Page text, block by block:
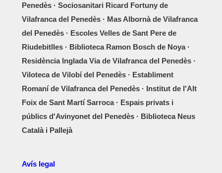
Penedès · Sociosanitari Ricard Fortuny de
Vilafranca del Penedès · Mas Albornà de Vilafranca
del Penedès · Escoles Velles de Sant Pere de
Riudebitlles · Biblioteca Ramon Bosch de Noya ·
Residència Inglada Via de Vilafranca del Penedès ·
Viloteca de Vilobí del Penedès · Establiment
Romaní de Vilafranca del Penedès · Institut de l'Alt
Foix de Sant Martí Sarroca · Espais privats i
públics d'Avinyonet del Penedès · Biblioteca Neus
Català i Pallejà
Avís legal